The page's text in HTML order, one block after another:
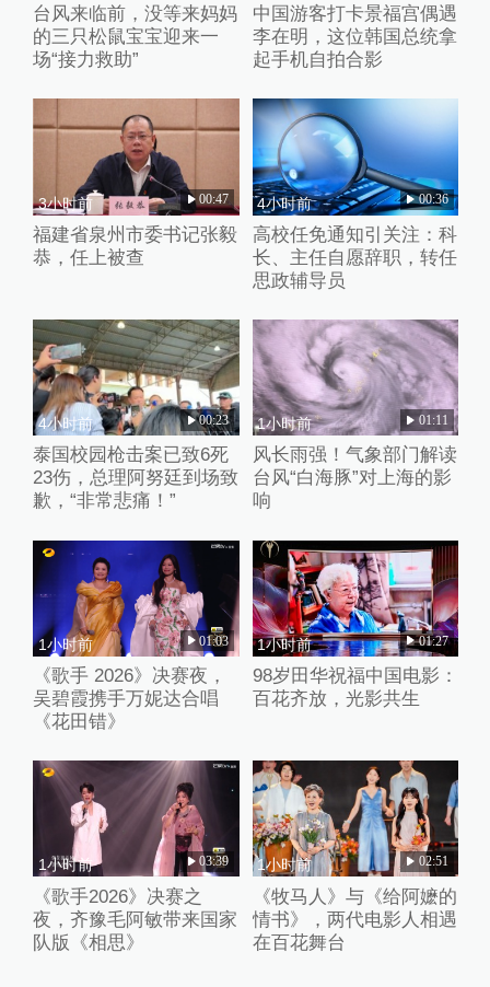
台风来临前，没等来妈妈
的三只松鼠宝宝迎来一
场“接力救助”
中国游客打卡景福宫偶遇
李在明，这位韩国总统拿
起手机自拍合影
3小时前 00:47
福建省泉州市委书记张毅
恭，任上被查
4小时前 00:36
高校任免通知引关注：科
长、主任自愿辞职，转任
思政辅导员
4小时前 00:23
泰国校园枪击案已致6死
23伤，总理阿努廷到场致
歉，“非常悲痛！”
1小时前 01:11
风长雨强！气象部门解读
台风“白海豚”对上海的影
响
1小时前 01:03
《歌手 2026》决赛夜，
吴碧霞携手万妮达合唱
《花田错》
1小时前 01:27
98岁田华祝福中国电影：
百花齐放，光影共生
1小时前 03:39
《歌手2026》决赛之
夜，齐豫毛阿敏带来国家
队版《相思》
1小时前 02:51
《牧马人》与《给阿嬷的
情书》，两代电影人相遇
在百花舞台